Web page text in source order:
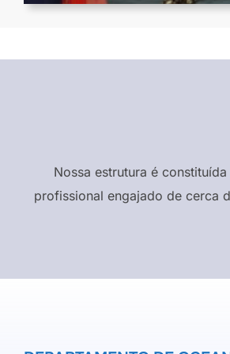
Nossa estrutura é
profissional engajado de cerca